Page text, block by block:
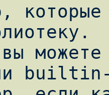
которые
builtin-